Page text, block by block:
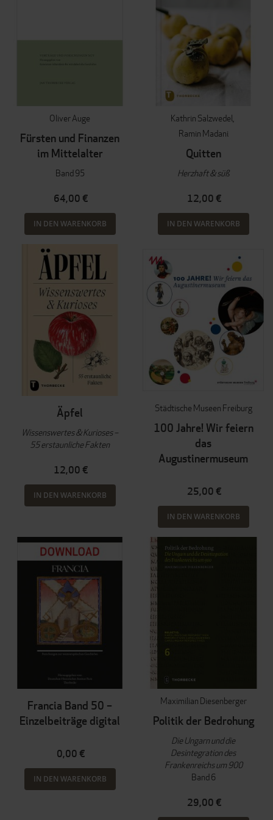
Oliver Auge
Fürsten und Finanzen
im Mittelalter
Band 95
64,00 €
IN DEN WARENKORB
Kathrin Salzwedel
Ramin Madani
Quitten
Herzhaft & süß
12,00 €
IN DEN WARENKORB
Äpfel
Wissenswertes & Kurioses –
55 erstaunliche Fakten
12,00 €
IN DEN WARENKORB
Städtische Museen Freiburg
100 Jahre! Wir feiern
das
Augustinermuseum
25,00 €
IN DEN WARENKORB
Francia Band 50 –
Einzelbeiträge digital
0,00 €
IN DEN WARENKORB
Maximilian Diesenberger
Politik der Bedrohung
Die Ungarn und die
Desintegration des
Frankenreichs um 900
Band 6
29,00 €